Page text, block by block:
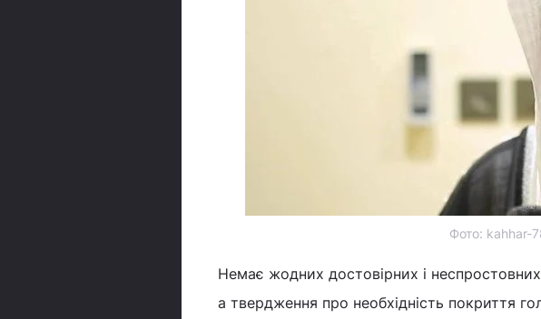
Фото: kahhar-
Немає жодних достовірних і
а твердження про необхідність покриття